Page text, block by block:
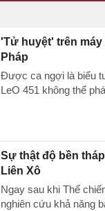
'Tử huyệt' trên
Pháp
Được ca ngợi là biểu
LeO 451 không thể
Sự thật độ bền
Liên Xô
Ngay sau khi Thế
nghiên cứu khả năng